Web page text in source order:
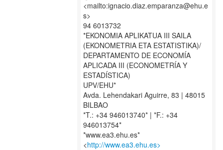
<mailto:ignacio.diaz.emparanza@ehu.e
s>
94 6013732
*EKONOMIA APLIKATUA III SAILA
(EKONOMETRIA ETA ESTATISTIKA)/
DEPARTAMENTO DE ECONOMÍA
APLICADA III (ECONOMETRÍA Y
ESTADÍSTICA)
UPV/EHU*
Avda. Lehendakari Aguirre, 83 | 48015
BILBAO
*T.: +34 946013740* | *F.: +34
946013754*
*www.ea3.ehu.es*
<http://www.ea3.ehu.es>